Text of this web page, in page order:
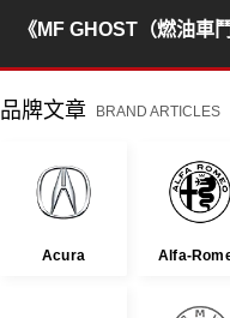
《MF GHOST（燃油車
品牌文章 BRAND ARTICLES
Acura Alfa-